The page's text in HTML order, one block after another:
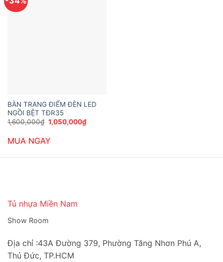
BÀN TRANG ĐIỂM ĐÈN LED
NGỒI BỆT TĐR35
1,600,000₫ Giá
gốc
1,600,000₫.
1,050,000₫Giá
hiện
MUA NGAY
Tủ nhựa Miền Nam
Show Room
Địa chỉ :43A Đường 379, Phường Tăng Nhơn Phú A,
Thủ Đức, TP.HCM